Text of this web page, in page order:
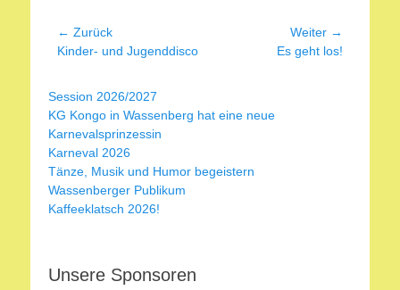
Beitragsnavigation
← Zurück
Vorheriger
Kinder- und Jugenddisco
Weiter →
Es geht los!
Session 2026/2027
KG Kongo in Wassenberg hat eine neue
Karnevalsprinzessin
Karneval 2026
Tänze, Musik und Humor begeistern
Wassenberger Publikum
Kaffeeklatsch 2026!
Unsere Sponsoren